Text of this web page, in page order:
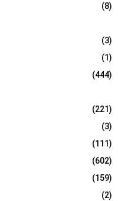
(8)
(3)
(1)
(444)
(221)
(3)
(111)
(602)
(159)
(2)